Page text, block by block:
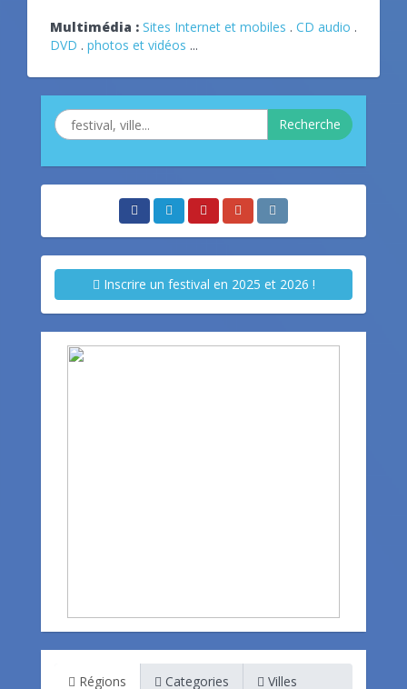
Multimédia : Sites Internet et mobiles . CD audio .
DVD . photos et vidéos ...
Recherche
Inscrire un festival en 2025 et 2026 !
Régions Categories Villes